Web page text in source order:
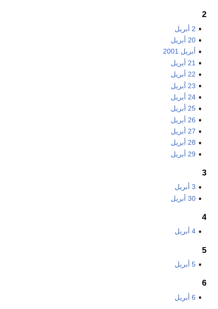
2
2 أبريل
20 أبريل
أبريل 2001
21 أبريل
22 أبريل
23 أبريل
24 أبريل
25 أبريل
26 أبريل
27 أبريل
28 أبريل
29 أبريل
3
3 أبريل
30 أبريل
4
4 أبريل
5
5 أبريل
6
6 أبريل